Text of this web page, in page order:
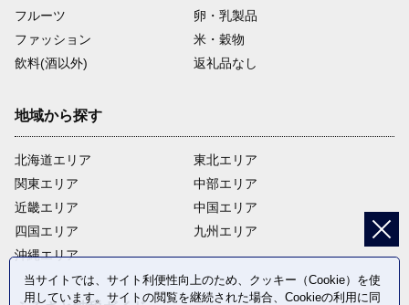
フルーツ
卵・乳製品
ファッション
米・穀物
飲料(酒以外)
返礼品なし
地域から探す
北海道エリア
関東エリア
近畿エリア
四国エリア
沖縄エリア
東北エリア
中部エリア
中国エリア
九州エリア
当サイトでは、サイト利便性向上のため、クッキー（Cookie）を使
用しています。サイトの閲覧を継続された場合、Cookieの利用に同